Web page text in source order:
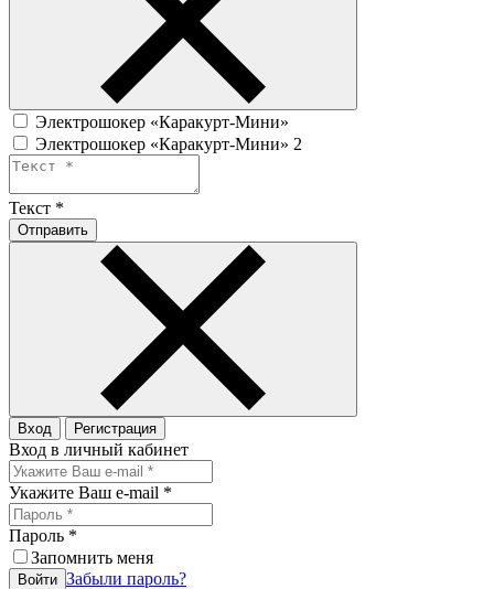
Электрошокер «Каракурт-Мини»
Электрошокер «Каракурт-Мини» 2
Текст *
Отправить
Вход Регистрация
Вход в личный кабинет
Укажите Ваш e-mail *
Пароль *
Запомнить меня
Войти Забыли пароль?